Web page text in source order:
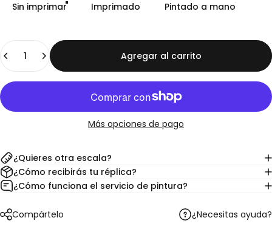
Sin imprimar Imprimado Pintado a mano
Cantidad
Agregar al carrito
Más opciones de pago
¿Quieres otra escala?
¿Cómo recibirás tu réplica?
¿Cómo funciona el servicio de pintura?
Compártelo ¿Necesitas ayuda?